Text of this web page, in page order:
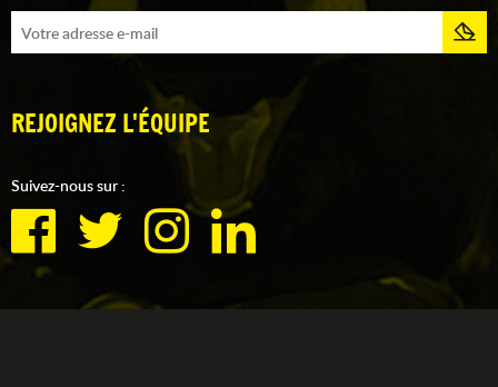
REJOIGNEZ L'ÉQUIPE
Suivez-nous sur :